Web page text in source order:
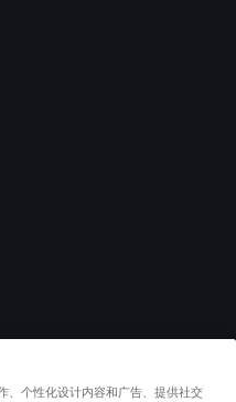
、个性化设计内容和广告、提供社交